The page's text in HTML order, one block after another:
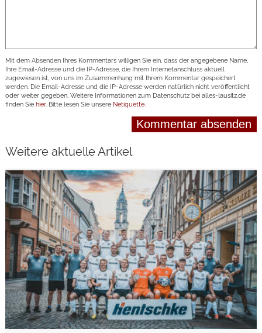
Mit dem Absenden Ihres Kommentars willigen Sie ein, dass der angegebene Name,
Ihre Email-Adresse und die IP-Adresse, die Ihrem Internetanschluss aktuell
zugewiesen ist, von uns im Zusammenhang mit Ihrem Kommentar gespeichert
werden. Die Email-Adresse und die IP-Adresse werden natürlich nicht veröffentlicht
oder weiter gegeben. Weitere Informationen zum Datenschutz bei alles-lausitz.de
finden Sie hier. Bitte lesen Sie unsere Netiquette.
Weitere aktuelle Artikel
weiterlesen